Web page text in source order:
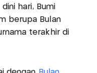
hari, Bumi
berupa Bulan
terakhir di